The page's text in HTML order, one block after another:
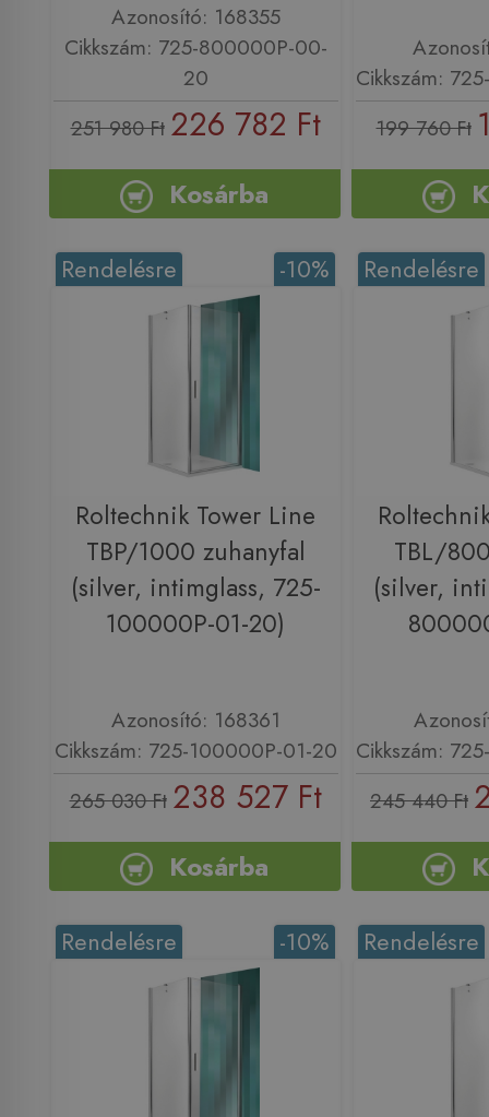
Azonosító: 168355
Cikkszám: 725-800000P-00-
20
251 980 Ft 226 782 Ft
Kosárba
Cikkszám:
199 760 Ft
-10%
Rendelésre
Roltechnik Tower Line
TBP/1000 zuhanyfal
(silver, intimglass, 725-
100000P-01-20)
Azonosító: 168361
Cikkszám: 725-100000P-01-20
265 030 Ft 238 527 Ft
Kosárba
Rendelésre
TBL/
(silver,
Cikkszám:
245 440 Ft
-10%
Rendelésre Rendelésre